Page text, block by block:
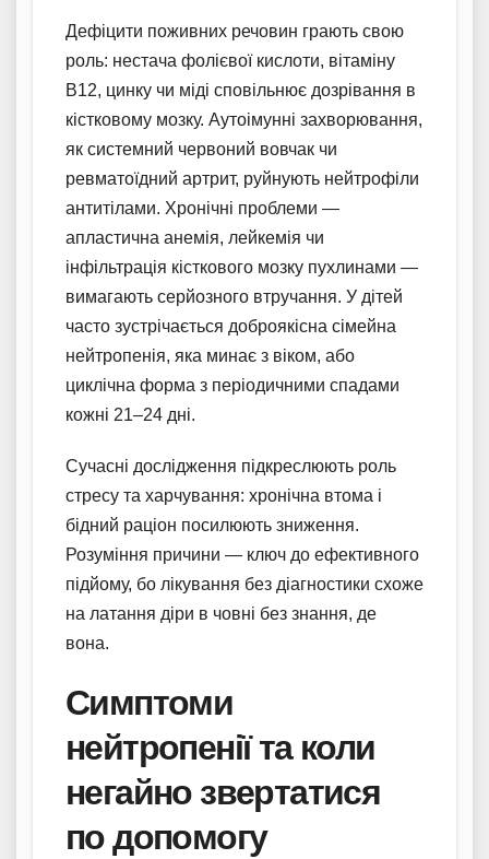
Дефіцити поживних речовин грають свою
роль: нестача фолієвої кислоти, вітаміну
В12, цинку чи міді сповільнює дозрівання в
кістковому мозку. Аутоімунні захворювання,
як системний червоний вовчак чи
ревматоїдний артрит, руйнують нейтрофіли
антитілами. Хронічні проблеми —
апластична анемія, лейкемія чи
інфільтрація кісткового мозку пухлинами —
вимагають серйозного втручання. У дітей
часто зустрічається доброякісна сімейна
нейтропенія, яка минає з віком, або
циклічна форма з періодичними спадами
кожні 21–24 дні.
Сучасні дослідження підкреслюють роль
стресу та харчування: хронічна втома і
бідний раціон посилюють зниження.
Розуміння причини — ключ до ефективного
підйому, бо лікування без діагностики схоже
на латання діри в човні без знання, де
вона.
Симптоми
нейтропенії та коли
негайно звертатися
по допомогу